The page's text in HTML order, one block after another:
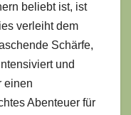
beliebt ist, ist
verleiht dem
Schärfe,
und
einen
Abenteuer für